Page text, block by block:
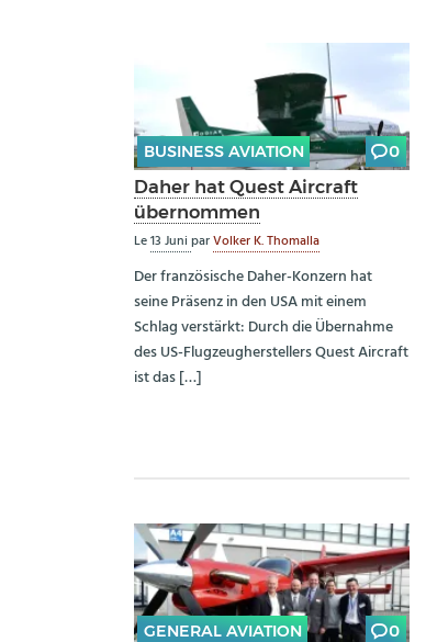
BUSINESS AVIATION 0
Daher hat Quest Aircraft
übernommen
Le13 Juni parVolker K. Thomalla
Der französische Daher-Konzern hat
seine Präsenz in den USA mit einem
Schlag verstärkt: Durch die Übernahme
des US-Flugzeugherstellers Quest Aircraft
ist das […]
GENERAL AVIATION 0